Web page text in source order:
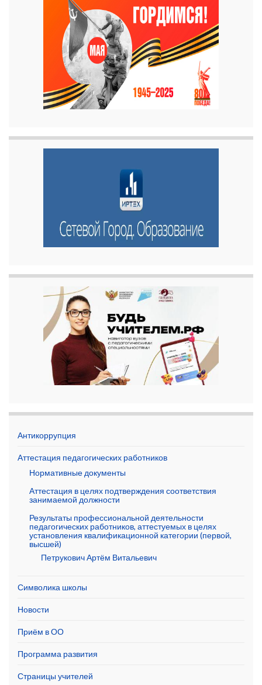
Антикоррупция
Аттестация педагогических работников
Нормативные документы
Аттестация в целях подтверждения соответствия
занимаемой должности
Результаты профессиональной деятельности
педагогических работников, аттестуемых в целях
установления квалификационной категории (первой,
высшей)
Петрукович Артём Витальевич
Символика школы
Новости
Приём в ОО
Программа развития
Страницы учителей